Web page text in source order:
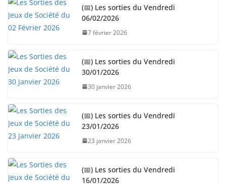
n
t
…
(📅) Les sorties du Vendredi
06/02/2026
7 février 2026
(📅) Les sorties du Vendredi
30/01/2026
30 janvier 2026
(📅) Les sorties du Vendredi
23/01/2026
23 janvier 2026
(📅) Les sorties du Vendredi
16/01/2026